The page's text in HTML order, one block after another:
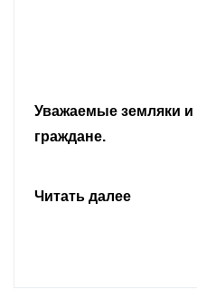
Уважаемые земляки
граждане.
Читать далее